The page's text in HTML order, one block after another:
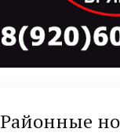
Районные